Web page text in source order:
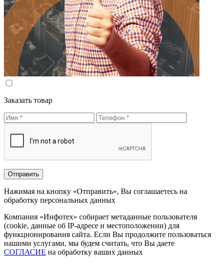
Заказать товар
Нажимая на кнопку «Отправить», Вы соглашаетесь на
обработку персональных данных
Компания «Инфотех» собирает метаданные пользователя
(cookie, данные об IP-адресе и местоположении) для
функционирования сайта. Если Вы продолжите пользоваться
нашими услугами, мы будем считать, что Вы даете
СОГЛАСИЕ на обработку ваших данных